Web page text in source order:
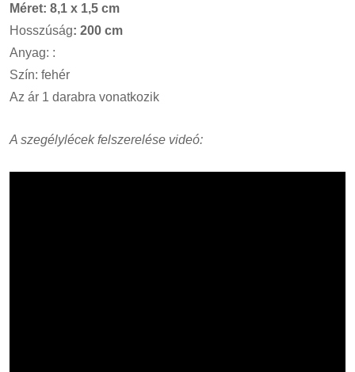
Méret: 8,1 x 1,5 cm
Hosszúság: 200 cm
Anyag: :
Szín: fehér
Az ár 1 darabra vonatkozik
A szegélylécek felszerelése videó: